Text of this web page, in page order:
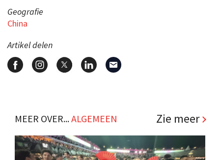
Geografie
China
Artikel delen
MEER OVER...ALGEMEEN Zie meer